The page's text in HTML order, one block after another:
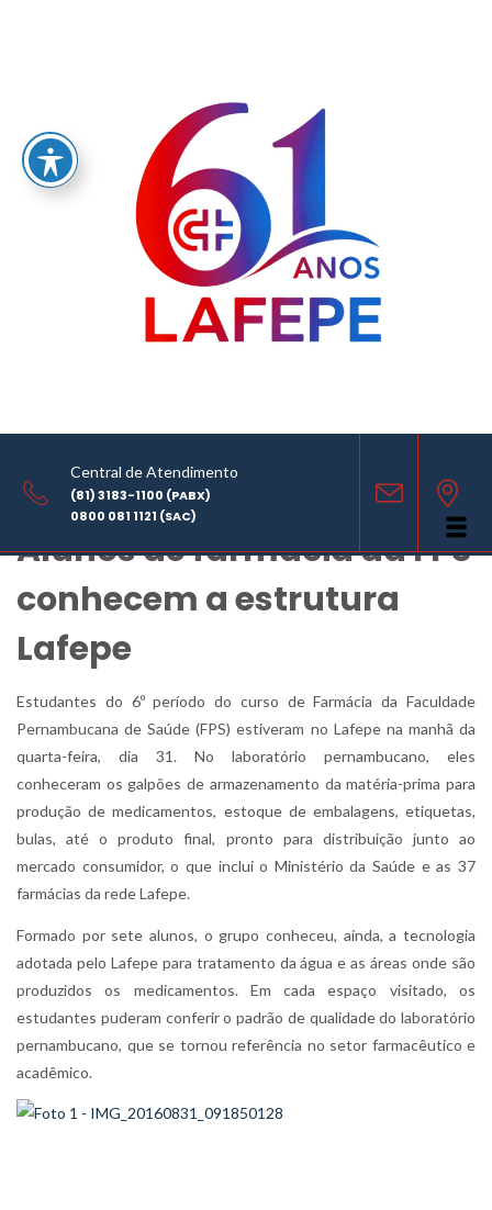
Central de Atendimento
(81) 3183-1100 (PABX)
0800 081 1121 (SAC)
Alunos de farmácia da FPS conhecem a estrutura Lafepe
NOTÍCIASSLIDESHOW
COMPARTILHE
Alunos de farmácia da FPS
conhecem a estrutura
Lafepe
Estudantes do 6º período do curso de Farmácia da Faculdade
Pernambucana de Saúde (FPS) estiveram no Lafepe na manhã da
quarta-feira, dia 31. No laboratório pernambucano, eles
conheceram os galpões de armazenamento da matéria-prima para
produção de medicamentos, estoque de embalagens, etiquetas,
bulas, até o produto final, pronto para distribuição junto ao
mercado consumidor, o que inclui o Ministério da Saúde e as 37
farmácias da rede Lafepe.
Formado por sete alunos, o grupo conheceu, ainda, a tecnologia
adotada pelo Lafepe para tratamento da água e as áreas onde são
produzidos os medicamentos. Em cada espaço visitado, os
estudantes puderam conferir o padrão de qualidade do laboratório
pernambucano, que se tornou referência no setor farmacêutico e
acadêmico.